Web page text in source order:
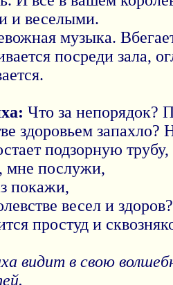
и веселыми.
музыка.
посреди зала,
Что за непорядок?
здоровьем запахло?
подзорную
мне послужи,
покажи,
весел и здоров?
простуд и
видит в свою